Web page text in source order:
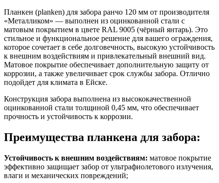
Планкен (planken) для забора ранчо 120 мм от производителя
«Металликом» — выполнен из оцинкованной стали с
матовым покрытием в цвете RAL 9005 (чёрный янтарь). Это
стильное и функциональное решение для вашего ограждения,
которое сочетает в себе долговечность, высокую устойчивость
к внешним воздействиям и привлекательный внешний вид.
Матовое покрытие обеспечивает дополнительную защиту от
коррозии, а также увеличивает срок службы забора. Отлично
подойдет для климата в Ейске.
Конструкция забора выполнена из высококачественной
оцинкованной стали толщиной 0,45 мм, что обеспечивает
прочность и устойчивость к коррозии.
Преимущества планкена для забора:
Устойчивость к внешним воздействиям: матовое покрытие
эффективно защищает забор от ультрафиолетового излучения,
влаги и механических повреждений;